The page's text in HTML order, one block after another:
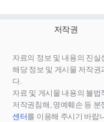
저작권
자료의 정보 및 내용의 진
해당 정보 및 게시물 저작권
다.
자료 및 게시물 내용의 불법
저작권침해, 명예훼손 등 분
센터를 이용해 주시기 바랍